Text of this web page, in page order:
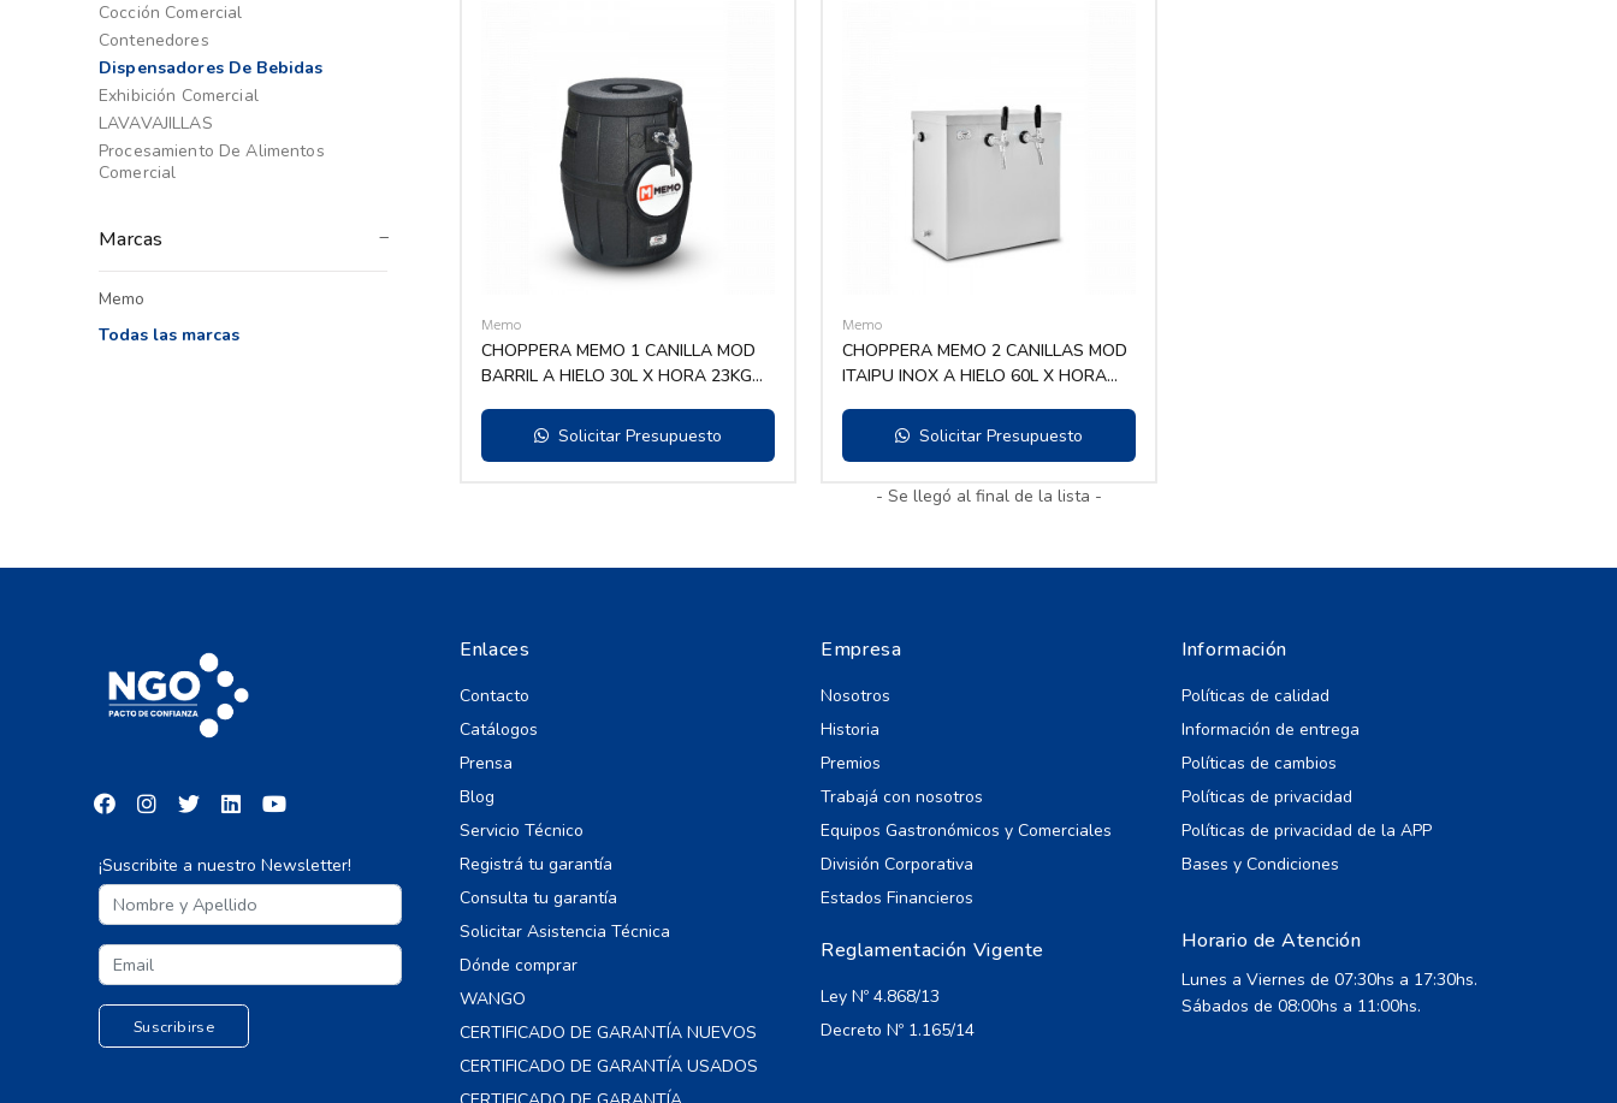
Cocción Comercial
Contenedores
Dispensadores De Bebidas
Exhibición Comercial
LAVAVAJILLAS
Procesamiento De Alimentos
Comercial
Marcas
Memo
Todas las marcas
Memo
CHOPPERA MEMO 1 CANILLA MOD
BARRIL A HIELO 30L X HORA 23KG
Solicitar Presupuesto
Memo
CHOPPERA MEMO 2 CANILLAS MOD
ITAIPU INOX A HIELO 60L X HORA
Solicitar Presupuesto
- Se llegó al final de la lista -
¡Suscribite a nuestro Newsletter!
Enlaces
Contacto
Catálogos
Prensa
Blog
Servicio Técnico
Registrá tu garantía
Consulta tu garantía
Solicitar Asistencia Técnica
Dónde comprar
WANGO
CERTIFICADO DE GARANTÍA NUEVOS
CERTIFICADO DE GARANTÍA USADOS
Empresa
Nosotros
Historia
Premios
Trabajá con nosotros
Equipos Gastronómicos y Comerciales
División Corporativa
Estados Financieros
Reglamentación Vigente
Ley Nº 4.868/13
Decreto Nº 1.165/14
Información
Políticas de calidad
Información de entrega
Políticas de cambios
Políticas de privacidad
Políticas de privacidad de la APP
Bases y Condiciones
Horario de Atención
Lunes a Viernes de 07:30hs a 17:30hs.
Sábados de 08:00hs a 11:00hs.